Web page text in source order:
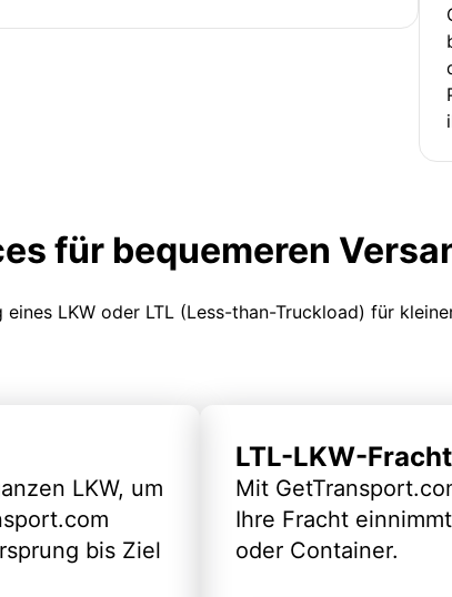
für bequemeren
LKW oder LTL (Less-than-Truckload) für
LKW, um
bis Ziel
LTL-LKW-
Mit
Ihre Fracht
oder Container.